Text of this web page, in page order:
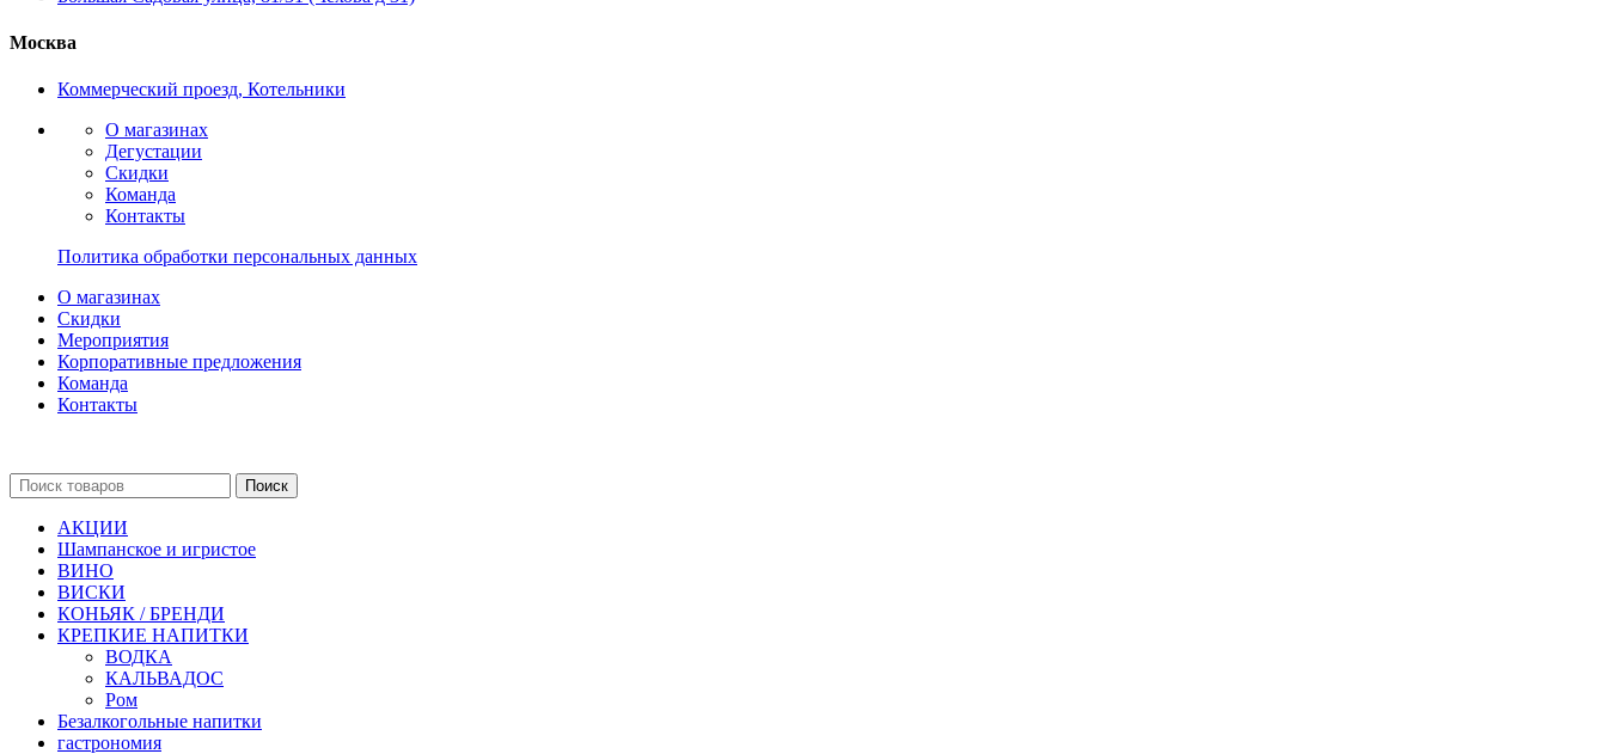
Москва
Коммерческий проезд, Котельники
О магазинах
Дегустации
Скидки
Команда
Контакты
Политика обработки персональных данных
О магазинах
Скидки
Мероприятия
Корпоративные предложения
Команда
Контакты
Поиск
АКЦИИ
Шампанское и игристое
ВИНО
ВИСКИ
КОНЬЯК / БРЕНДИ
КРЕПКИЕ НАПИТКИ
ВОДКА
КАЛЬВАДОС
Ром
Безалкогольные напитки
гастрономия